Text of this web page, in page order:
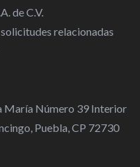
de C.V.
relacionadas
María Número 39 Interior
Puebla, CP 72730